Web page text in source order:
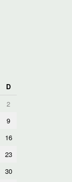
D
2
9
16
23
30